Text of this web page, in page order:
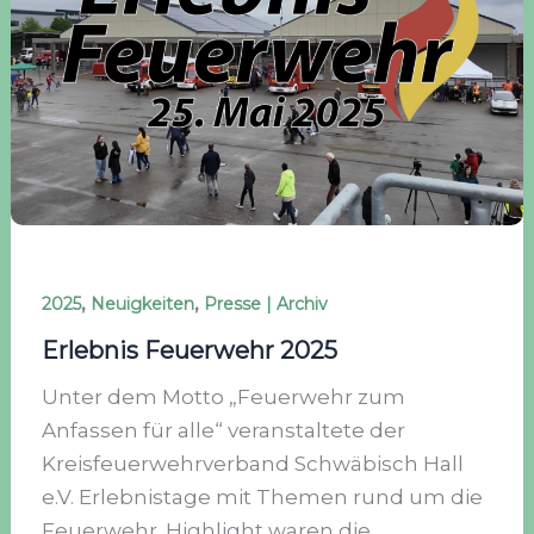
2025, Neuigkeiten, Presse | Archiv
Erlebnis Feuerwehr 2025
Unter dem Motto „Feuerwehr zum
Anfassen für alle“ veranstaltete der
Kreisfeuerwehrverband Schwäbisch Hall
e.V. Erlebnistage mit Themen rund um die